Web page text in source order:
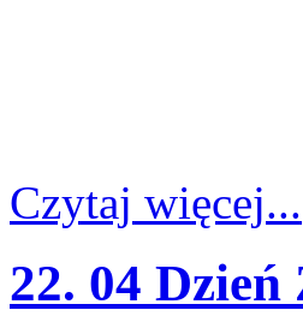
Czytaj więcej...
22. 04 Dzień